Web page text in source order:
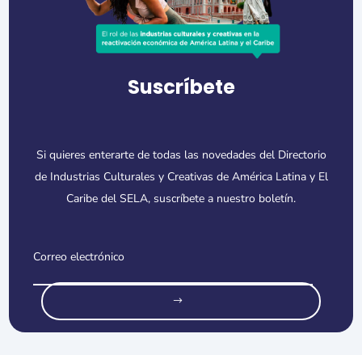
Suscríbete
Si quieres enterarte de todas las novedades del Directorio
de Industrias Culturales y Creativas de América Latina y El
Caribe del SELA, suscríbete a nuestro boletín.